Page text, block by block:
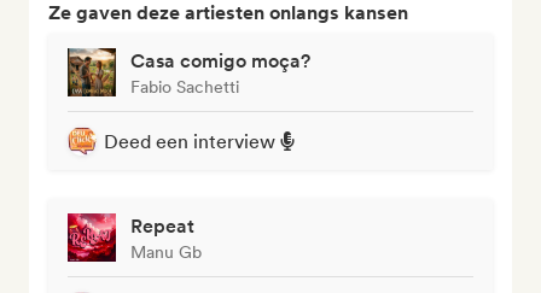
Ze gaven deze artiesten onlangs kansen
Casa comigo moça?
Fabio Sachetti
Deed een interview
Repeat
Manu Gb